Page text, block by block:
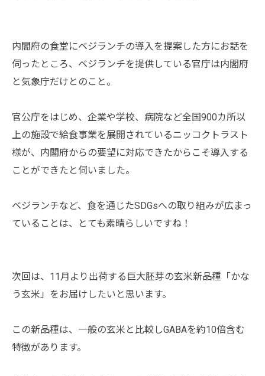
内閣府の食堂にベジランチの導入を提案した方にお話を
伺ったところ、ベジランチを提供している官庁は内閣府
と気象庁だけとのこと。
官公庁をはじめ、企業や学校、病院など全国900カ所以
上の施設で給食事業を展開されているニッコクトラスト
様が、内閣府からの要望に対応できたからこそ導入する
ことができたと伺いました。
ベジランチなど、食を通じたSDGsへの取り組みが広まっ
ていることは、とても素晴らしいですね！
次回は、11月より出荷する巨大胚芽の玄米新品種「かな
う玄米」をお届けしたいと思います。
この新品種は、一般の玄米と比較しGABAを約10倍含む
特徴があります。